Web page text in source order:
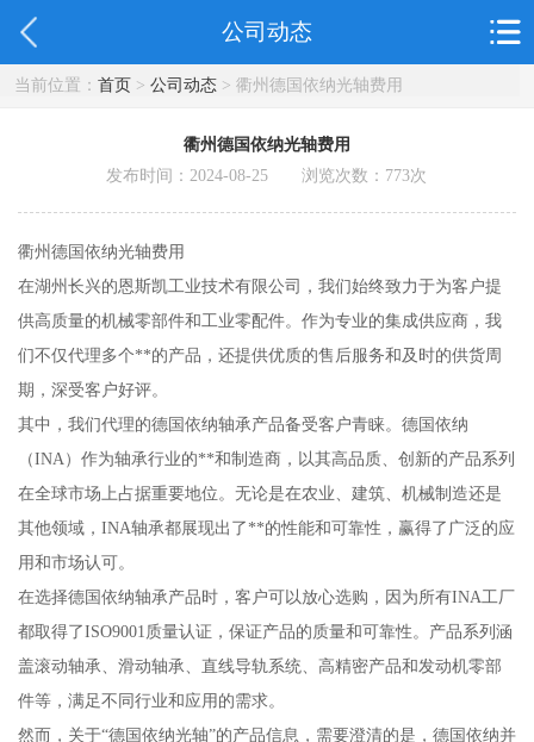
公司动态
当前位置： 首页> 公司动态> 衢州德国依纳光轴费用
衢州德国依纳光轴费用
发布时间：2024-08-25 浏览次数： 773次
衢州德国依纳光轴费用
在湖州长兴的恩斯凯工业技术有限公司，我们始终致力于为客户提
供高质量的机械零部件和工业零配件。作为专业的集成供应商，我
们不仅代理多个**的产品，还提供优质的售后服务和及时的供货周
期，深受客户好评。
其中，我们代理的德国依纳轴承产品备受客户青睐。德国依纳
（INA）作为轴承行业的**和制造商，以其高品质、创新的产品系列
在全球市场上占据重要地位。无论是在农业、建筑、机械制造还是
其他领域，INA轴承都展现出了**的性能和可靠性，赢得了广泛的应
用和市场认可。
在选择德国依纳轴承产品时，客户可以放心选购，因为所有INA工厂
都取得了ISO9001质量认证，保证产品的质量和可靠性。产品系列涵
盖滚动轴承、滑动轴承、直线导轨系统、高精密产品和发动机零部
件等，满足不同行业和应用的需求。
然而，关于“德国依纳光轴”的产品信息，需要澄清的是，德国依纳并